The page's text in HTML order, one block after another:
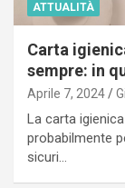
ATTUALITÀ
Carta
sempre: in
Aprile 7, 2024
La carta
probabilmente
sicuri…